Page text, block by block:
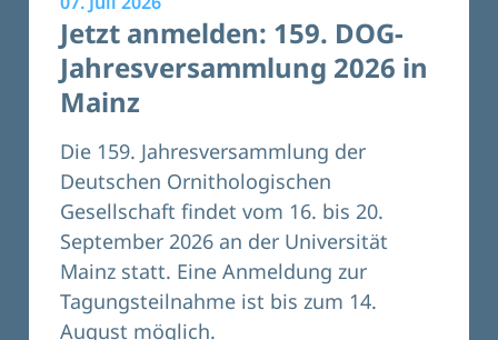
Jetzt anmelden: 159. DOG-
Jahresversammlung 2026 in
Mainz
Die 159. Jahresversammlung der
Deutschen Ornithologischen
Gesellschaft findet vom 16. bis 20.
September 2026 an der Universität
Mainz statt. Eine Anmeldung zur
Tagungsteilnahme ist bis zum 14.
August möglich.